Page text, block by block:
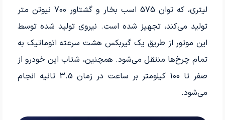
لیتری، که توان 575 اسب بخار و گشتاور 700 نیوتن متر
تولید می‌کند، تجهیز شده است. نیروی تولید شده توسط
این موتور از طریق یک گیربکس هشت سرعته اتوماتیک به
تمام چرخ‌ها منتقل می‌شود. همچنین، شتاب این خودرو از
صفر تا 100 کیلومتر بر ساعت در زمان 3.5 ثانیه انجام
می‌شود.